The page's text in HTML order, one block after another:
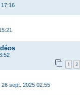
17:16
1 2
26 sept. 2025 02:55